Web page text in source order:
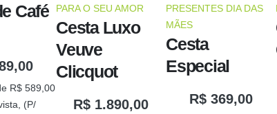
Café
R$ 589,00
(P/
PARA O SEU AMOR
Cesta Luxo
Veuve
Clicquot
R$ 1.890,00
PRESENTES DIA DAS
MÃES
Cesta
Especial
R$369,00